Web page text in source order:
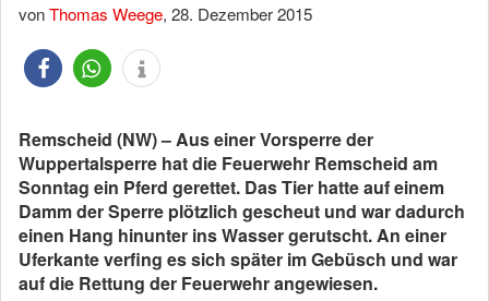
vonThomas Weege, 28. Dezember 2015
Remscheid (NW) – Aus einer Vorsperre der
Wuppertalsperre hat die Feuerwehr Remscheid am
Sonntag ein Pferd gerettet. Das Tier hatte auf einem
Damm der Sperre plötzlich gescheut und war dadurch
einen Hang hinunter ins Wasser gerutscht. An einer
Uferkante verfing es sich später im Gebüsch und war
auf die Rettung der Feuerwehr angewiesen.